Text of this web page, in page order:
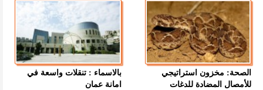
الصحة: مخزون استراتيجي
للأمصال المضادة للدغات
بالاسماء : تنقلات واسعة في
امانة عمان